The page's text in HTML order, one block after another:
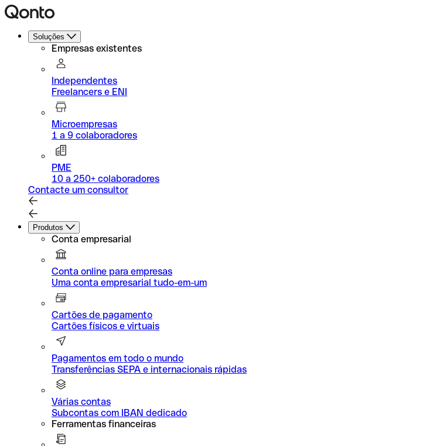
Soluções
Empresas existentes
Independentes
Freelancers e ENI
Microempresas
1 a 9 colaboradores
PME
10 a 250+ colaboradores
Contacte um consultor
Produtos
Conta empresarial
Conta online para empresas
Uma conta empresarial tudo-em-um
Cartões de pagamento
Cartões físicos e virtuais
Pagamentos em todo o mundo
Transferências SEPA e internacionais rápidas
Várias contas
Subcontas com IBAN dedicado
Ferramentas financeiras